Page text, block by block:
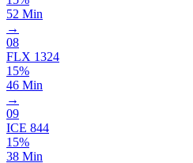
52 Min
→
08
FLX 1324
15%
46 Min
→
09
ICE 844
15%
38 Min